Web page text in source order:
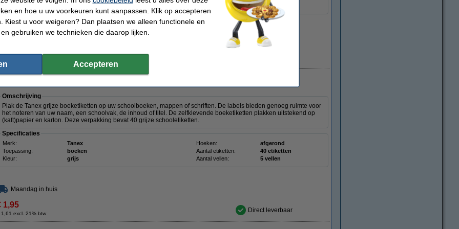
Aantal vellen: 5 vellen
Maandag in huis
1,95
Omschrijving
Plak de Tanex grijze boeketiketten op uw schoolboeken, mappen of schriften. De labels bieden genoeg ruimte voor
het noteren van uw naam, een schoolvak, de inhoud of titel. De zelfklevende boeketiketten plakken uitstekend op
(kaft)papier en karton. Deze verpakking bevat 40 grijze schooletiketten.
Specificaties
Merk: Tanex Hoeken:
afgerond
Toepassing:
boeken Aantal etiketten:
40 etiketten
Kleur:
grijs Aantal vellen: 5 vellen
Maandag in huis
1,95
1,61 excl. 21% btw Direct leverbaar
en hoe u uw voorkeuren kunt aanpassen. Klik op accepteren
Kiest u voor weigeren? Dan plaatsen we alleen functionele en
gebruiken we technieken die daarop lijken.
Accepteren